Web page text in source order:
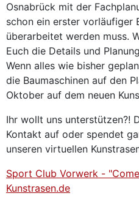
Osnabrück mit der
schon ein erster vorläufiger
überarbeitet werden muss.
Euch die Details und
Wenn alles wie bisher
die Baumaschinen auf den
Oktober auf dem neuen
Ihr wollt uns unterstützen?!
Kontakt auf oder spendet
unseren virtuellen
Sport Club Vorwerk -
Kunstrasen.de